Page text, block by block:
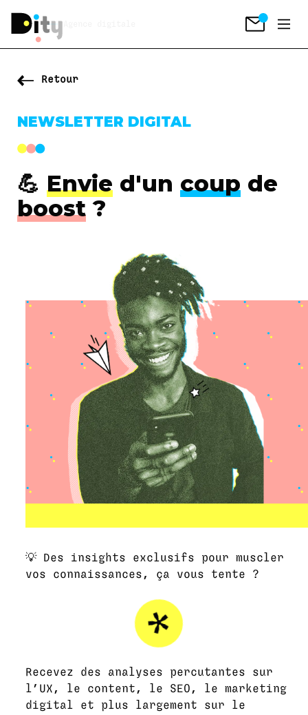
Retour
NEWSLETTER DIGITAL​
💪 Envie d'un coup de
boost ?
💡 Des insights exclusifs pour muscler
vos connaissances, ça vous tente ?
Recevez des analyses percutantes sur
l’UX, le content, le SEO, le marketing
digital et plus largement sur le